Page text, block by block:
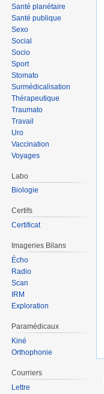
Santé planétaire
Santé publique
Sexo
Social
Socio
Sport
Stomato
Surmédicalisation
Thérapeutique
Traumato
Travail
Uro
Vaccination
Voyages
Labo
Biologie
Certifs
Certificat
Imageries Bilans
Écho
Radio
Scan
IRM
Exploration
Paramédicaux
Kiné
Orthophonie
Courriers
Lettre